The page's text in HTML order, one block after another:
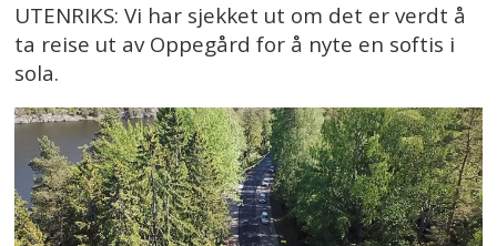
UTENRIKS: Vi har sjekket ut om det er verdt å
ta reise ut av Oppegård for å nyte en softis i
sola.